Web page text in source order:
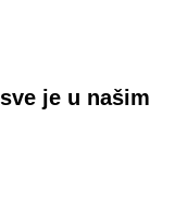
je u našim